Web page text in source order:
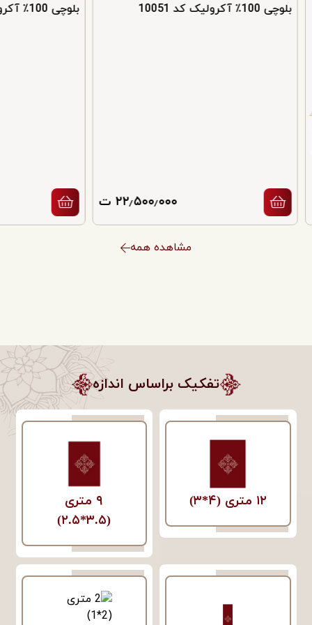
بلوچی 100٪ آکرولیک کد 10051
۲۲٫۵۰۰٫۰۰۰ ت
بلوچی 100٪ آکرولیک کد 58043
مشاهده همه
تفکیک براساس اندازه
۱۲ متری (۴*۳)
۹ متری
(۳.۵*۲.۵)